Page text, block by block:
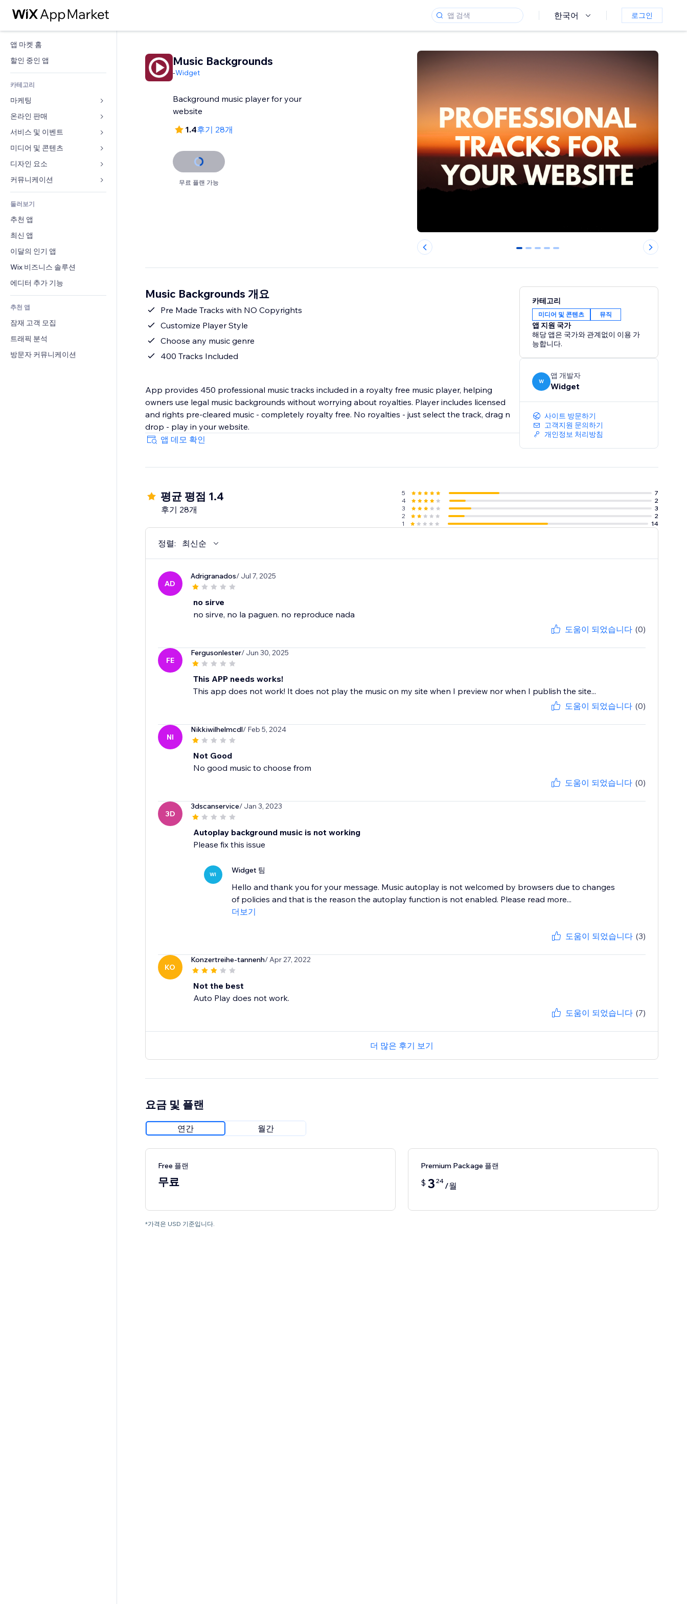
한국어 로그인
앱 마켓 홈
할인 중인 앱
카테고리
마케팅
광고
모바일
사이트 통계
사이트 목록
이메일
온라인 판매
쇼핑몰 관련 앱
배송
판매 버튼
회계
쿠폰 및 로열티
창고 서비스
식품 및 음료
서비스 및 이벤트
호텔
이벤트
음식점
부동산
예약
미디어 및 콘텐츠
갤러리
뮤직
팟캐스트
사진
동영상
PDF
파일 공유
소식
디자인 요소
지도 및 내비게이션
개인정보 및 보안
시계
페이지 템플릿
이미지 효과
버튼 & 메뉴
배너 및 배지
계산기
검색
일기예보
차트 및 표
양식
블로그
설문
채팅
메모
전화번호
커뮤니티
평가와 후기
CRM
둘러보기
추천 앱
최신 앱
이달의 인기 앱
Wix 비즈니스 솔루션
에디터 추가 기능
추천 앱
잠재 고객 모집
트래픽 분석
방문자 커뮤니케이션
Music Backgrounds
-Widget
Background music player for your
website
1.4후기 28개
무료 플랜 가능
0 1 2 3 4
Music Backgrounds 개요
Pre Made Tracks with NO Copyrights
Customize Player Style
Choose any music genre
400 Tracks Included
App provides 450 professional music tracks included in a royalty free music player, helping
owners use legal music backgrounds without worrying about royalties. Player includes licensed
and rights pre-cleared music - completely royalty free. No royalties - just select the track, drag n
drop - play in your website.
앱 데모 확인
카테고리
미디어 및 콘텐츠 뮤직
앱 지원 국가
해당 앱은 국가와 관계없이 이용 가
능합니다.
W
앱 개발자
Widget
사이트 방문하기
고객지원 문의하기
개인정보 처리방침
평균 평점 1.4
후기 28개
5
7
4
2
3
3
2
2
1
14
정렬: 최신순
AD
Adrigranados/ Jul 7, 2025
no sirve
no sirve, no la paguen. no reproduce nada
도움이 되었습니다 (0)
FE
Fergusonlester/ Jun 30, 2025
This APP needs works!
This app does not work! It does not play the music on my site when I preview nor when I publish the site...
도움이 되었습니다 (0)
NI
Nikkiwilhelmcdl/ Feb 5, 2024
Not Good
No good music to choose from
도움이 되었습니다 (0)
3D
3dscanservice/ Jan 3, 2023
Autoplay background music is not working
Please fix this issue
WI Widget 팀
Hello and thank you for your message. Music autoplay is not welcomed by browsers due to changes
of policies and that is the reason the autoplay function is not enabled. Please read more...
더보기
도움이 되었습니다 (3)
KO
Konzertreihe-tannenh/ Apr 27, 2022
Not the best
Auto Play does not work.
도움이 되었습니다 (7)
더 많은 후기 보기
요금 및 플랜
연간 월간
Free 플랜
무료
Premium Package 플랜
$ 3 24 /월
*가격은 USD 기준입니다.